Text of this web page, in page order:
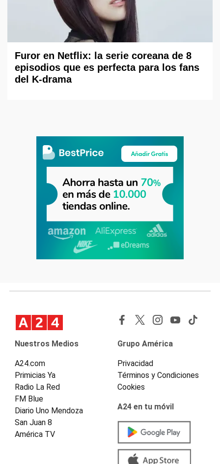
Furor en Netflix: la serie coreana de 8
episodios que es perfecta para los fans
del K-drama
Nuestros Medios
A24.com
Primicias Ya
Radio La Red
FM Blue
Diario Uno Mendoza
San Juan 8
América TV
Grupo América
Privacidad
Términos y Condiciones
Cookies
A24 en tu móvil